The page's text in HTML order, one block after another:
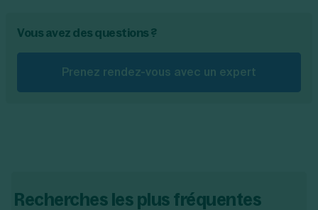
Vous avez des questions ?
Prenez rendez-vous avec un expert
Recherches les plus fréquentes